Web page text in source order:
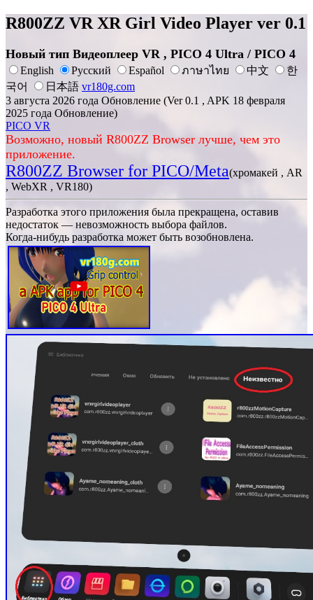
R800ZZ VR XR Girl Video Player ver 0.1
Новый тип Видеоплеер VR , PICO 4 Ultra / PICO 4
English Русский Español ภาษาไทย 中文
한
국어
日本語 vr180g.com
3 августа 2026 года Обновление (Ver 0.1 , APK 18 февраля
2025 года Обновление)
PICO VR
Возможно, новый R800ZZ Browser лучше, чем это
приложение.
R800ZZ Browser for PICO/Meta(хромакей , AR
, WebXR , VR180)
Разработка этого приложения была прекращена, оставив
недостаток — невозможность выбора файлов.
Когда‑нибудь разработка может быть возобновлена.